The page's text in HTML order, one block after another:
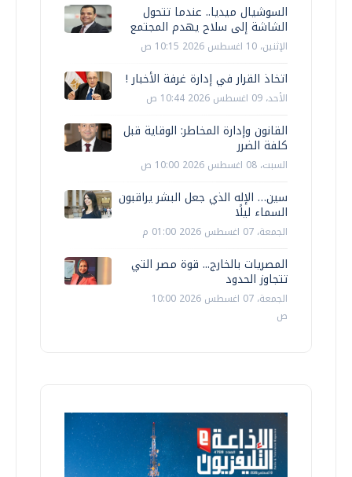
السوشيال ميديا.. عندما تتحول
الشاشة إلى سلاح يهدم المجتمع
الإثنين، 10 اغسطس 2026 10:15 ص
اتخاذ القرار في إدارة غرفة الأخبار !
الأحد، 09 اغسطس 2026 10:44 ص
القانون وإدارة المخاطر: الوقاية قبل
كلفة الضرر
السبت، 08 اغسطس 2026 10:00 ص
سين… الإله الذي جعل البشر يراقبون
السماء ليلًا
الجمعة، 07 اغسطس 2026 01:00 م
المصريات بالخارج... قوة مصر التي
تتجاوز الحدود
الجمعة، 07 اغسطس 2026 10:00
ص